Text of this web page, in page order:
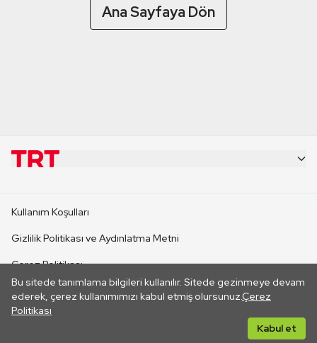
Ana Sayfaya Dön
Bu sitede tanımlama bilgileri kullanılır. Sitede gezinmeye devam
ederek, çerez kullanımımızı kabul etmiş olursunuz.Çerez
Politikası
Kabul et
CANLI YAYINLAR
Kullanım Koşulları
Gizlilik Politikası ve Aydınlatma Metni
Çerez Politikası
İletişim
Her hakkı saklıdır. ©2026 TRT. Bağlantı yoluyla gidilen dış